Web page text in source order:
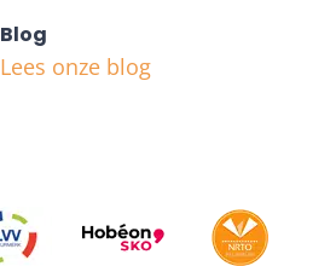
Blog
Lees onze blog